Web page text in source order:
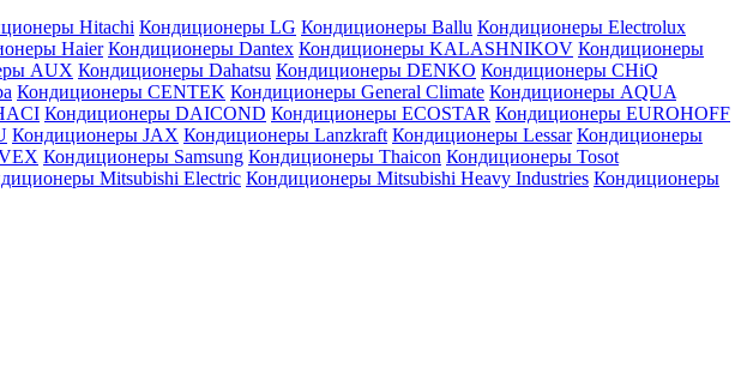
Hitachi Кондиционеры LG Кондиционеры Ballu Кондиционеры Electrolux
Haier Кондиционеры Dantex Кондиционеры KALASHNIKOV Кондиционеры
AUX Кондиционеры Dahatsu Кондиционеры DENKO Кондиционеры CHiQ
Кондиционеры CENTEK Кондиционеры General Climate Кондиционеры AQUA
Кондиционеры DAICOND Кондиционеры ECOSTAR Кондиционеры EUROHOFF
Кондиционеры JAX Кондиционеры Lanzkraft Кондиционеры Lessar Кондиционеры
Кондиционеры Samsung Кондиционеры Thaicon Кондиционеры Tosot
Mitsubishi Electric Кондиционеры Mitsubishi Heavy Industries Кондиционеры